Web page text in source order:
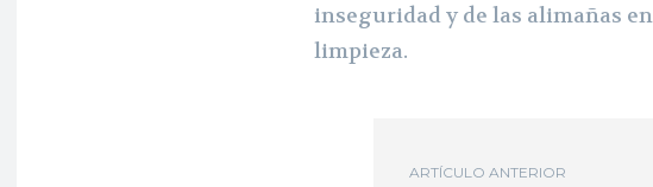
inseguridad y de las alimañas
limpieza.
ARTÍCULO ANTERIOR